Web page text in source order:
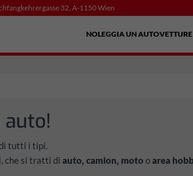
32, A-1150 Wien
NOLEGGIA UN AUTOVETTURE
tutti i tipi.
che si tratti di auto, camion, moto oarea